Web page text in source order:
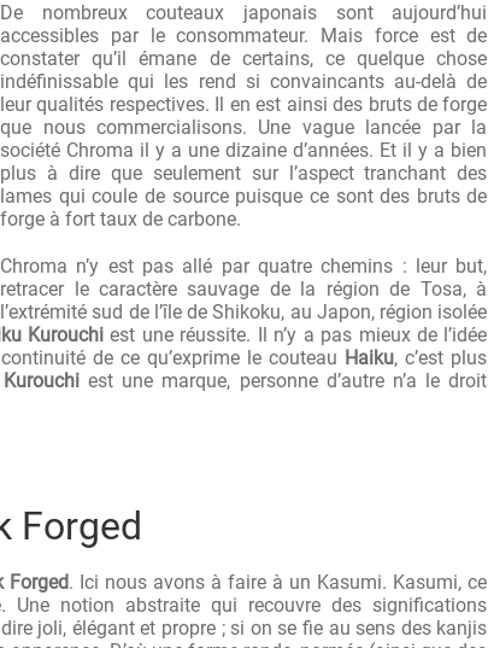
De nombreux couteaux japonais sont aujourd’hui
accessibles par le consommateur. Mais force est de
constater qu’il émane de certains, ce quelque chose
indéfinissable qui les rend si convaincants au-delà de
leur qualités respectives. Il en est ainsi des bruts de forge
que nous commercialisons. Une vague lancée par la
société Chroma il y a une dizaine d’années. Et il y a bien
plus à dire que seulement sur l’aspect tranchant des
lames qui coule de source puisque ce sont des bruts de
forge à fort taux de carbone.
Chroma n’y est pas allé par quatre chemins : leur but,
retracer le caractère sauvage de la région de Tosa, à
l’extrémité sud de l’île de Shikoku, au Japon, région isolée
Kurouchi est une réussite. Il n’y a pas mieux de l’idée
de ce qu’exprime le couteau Haiku, c’est plus
Kurouchiest une marque, personne d’autre n’a le droit
Forged
Forged. Ici nous avons à faire à un Kasumi. Kasumi, ce
Une notion abstraite qui recouvre des significations
joli, élégant et propre ; si on se fie au sens des kanjis